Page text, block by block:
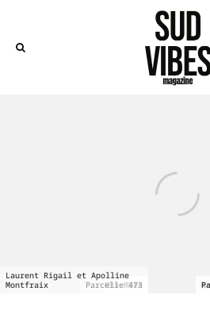
Jonone
Mr Chat
Miss.Tic
Mara
Parcelle 473
Laurent Rigail et Apolline
Montfraix